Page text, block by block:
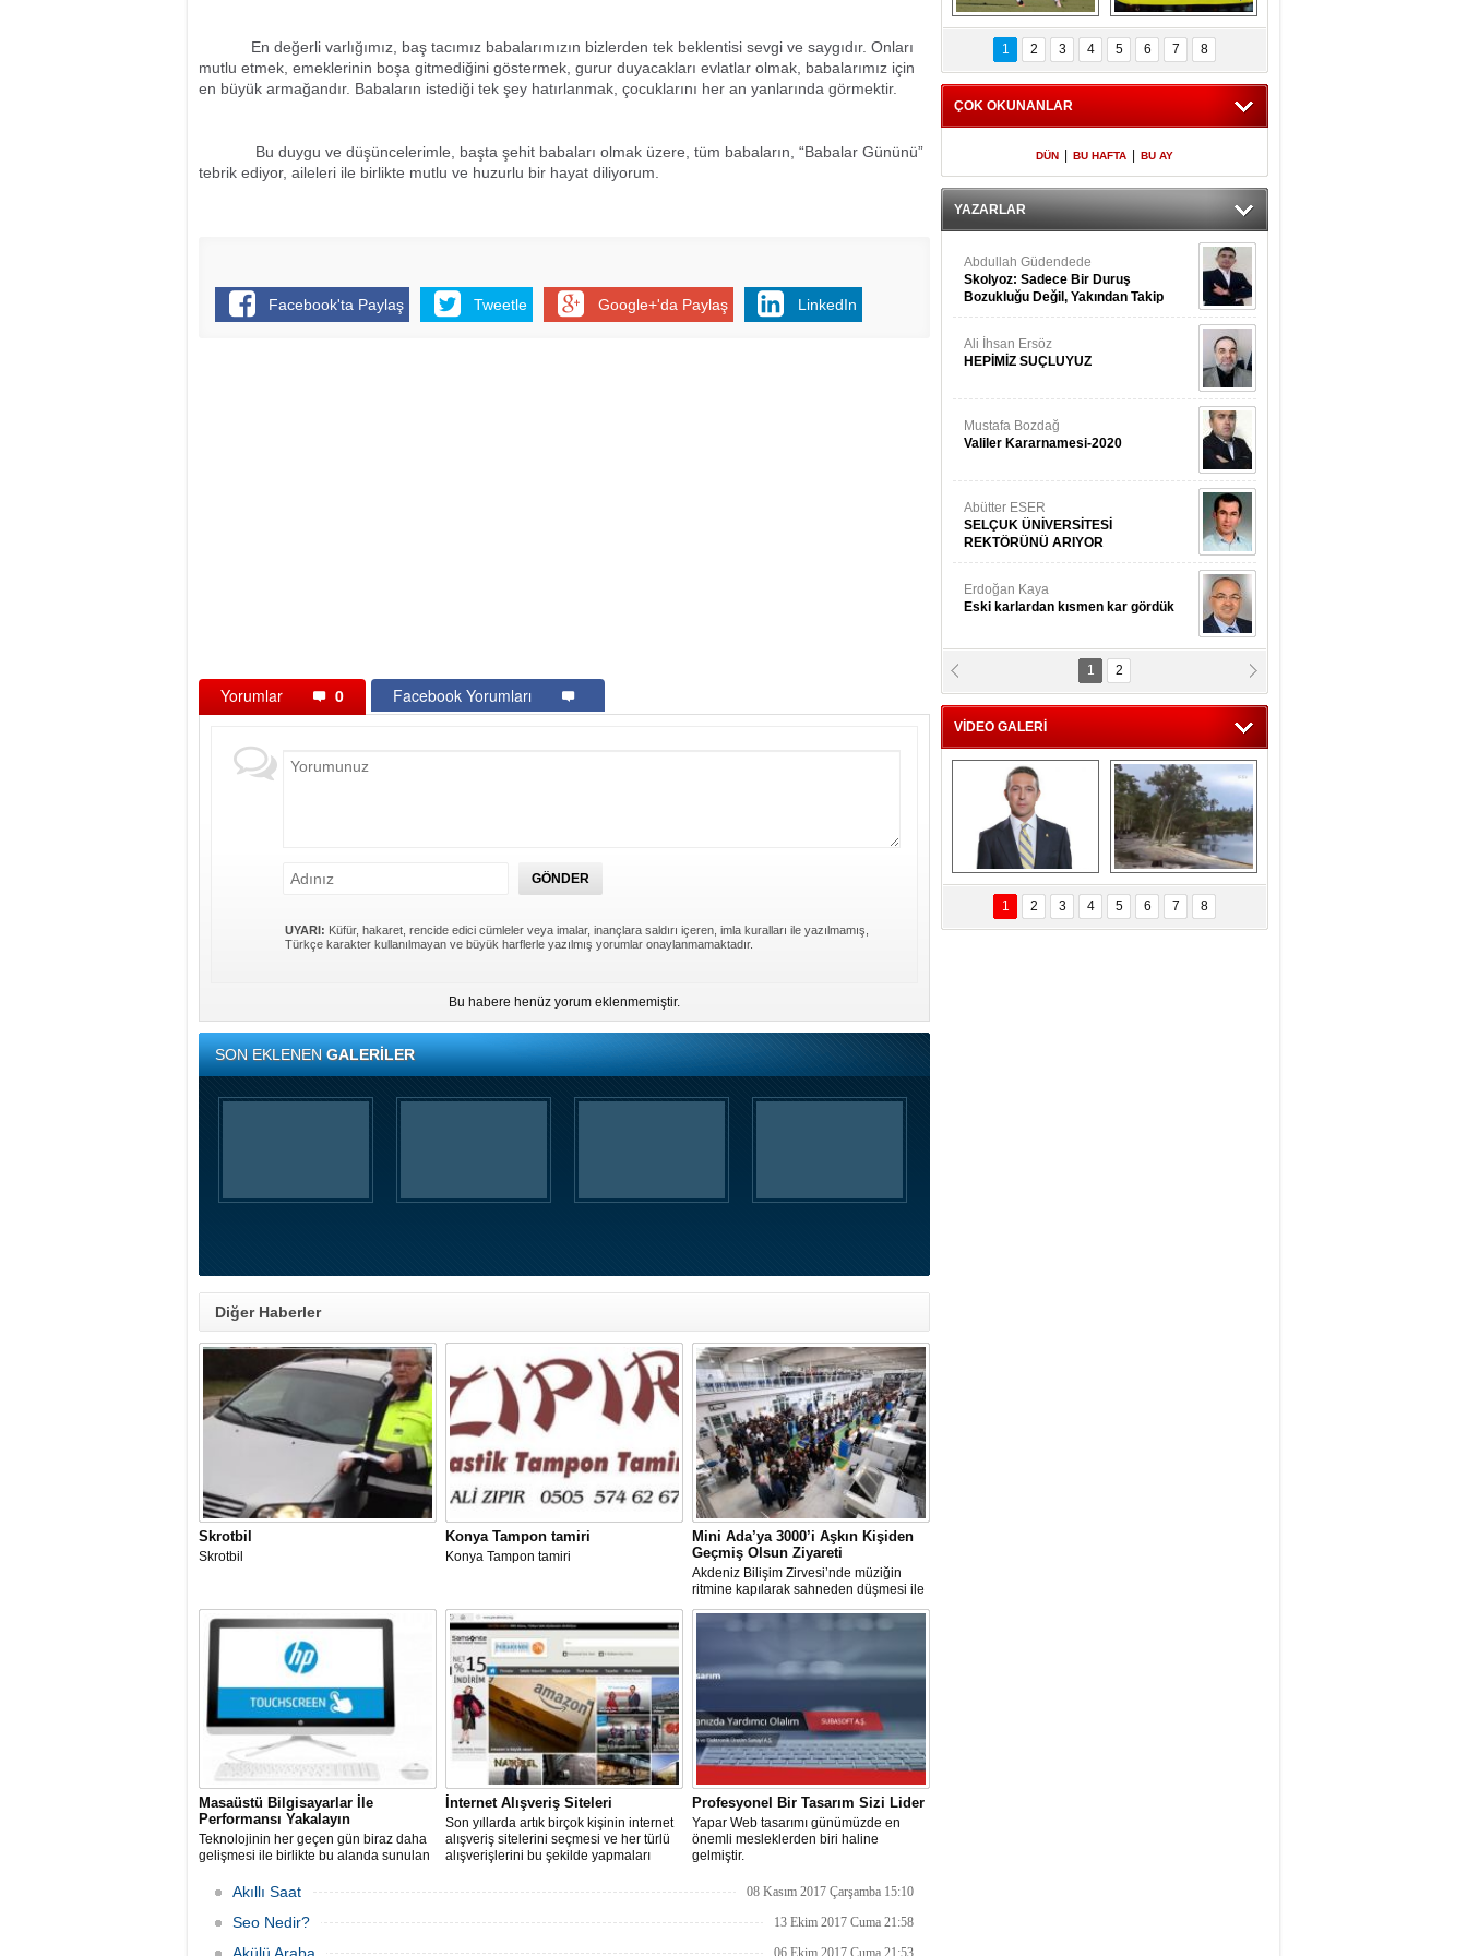
En değerli varlığımız, baş tacımız babalarımızın bizlerden tek beklentisi sevgi ve saygıdır. Onları
mutlu etmek, emeklerinin boşa gitmediğini göstermek, gurur duyacakları evlatlar olmak, babalarımız için
en büyük armağandır. Babaların istediği tek şey hatırlanmak, çocuklarını her an yanlarında görmektir.
Bu duygu ve düşüncelerimle, başta şehit babaları olmak üzere, tüm babaların, “Babalar Gününü”
tebrik ediyor, aileleri ile birlikte mutlu ve huzurlu bir hayat diliyorum.
Facebook'ta Paylaş Tweetle Google+'da Paylaş LinkedIn
Yorumlar 0 Facebook Yorumları
UYARI: Küfür, hakaret, rencide edici cümleler veya imalar, inançlara saldırı içeren, imla kuralları ile yazılmamış,
Türkçe karakter kullanılmayan ve büyük harflerle yazılmış yorumlar onaylanmamaktadır.
Bu habere henüz yorum eklenmemiştir.
SON EKLENENGALERİLER
Diğer Haberler
Skrotbil
Skrotbil
Konya Tampon tamiri
Konya Tampon tamiri
Mini Ada’ya 3000’i Aşkın Kişiden
Geçmiş Olsun Ziyareti
Akdeniz Bilişim Zirvesi’nde müziğin
ritmine kapılarak sahneden düşmesi ile
ülke çapında geniş bir yankı bulan
insansı robot Mini Ada’ya “geçmiş
Masaüstü Bilgisayarlar İle
Performansı Yakalayın
Teknolojinin her geçen gün biraz daha
gelişmesi ile birlikte bu alanda sunulan
İnternet Alışveriş Siteleri
Son yıllarda artık birçok kişinin internet
alışveriş sitelerini seçmesi ve her türlü
alışverişlerini bu şekilde yapmaları
ortaya koymaktadır.
Profesyonel Bir Tasarım Sizi Lider
Yapar Web tasarımı günümüzde en
önemli mesleklerden biri haline
gelmiştir.
Akıllı Saat 08 Kasım 2017 Çarşamba 15:10
Seo Nedir? 13 Ekim 2017 Cuma 21:58
06 Ekim 2017 Cuma 21:53
Fenerbahçe
Voluntari 3 golle
geçti
Futbolun adresi beş
ülke...
1 2 3 4 5 6 7 8
ÇOK OKUNANLAR
DÜN BU HAFTA BU AY
YAZARLAR
Abdullah Güdendede
Skolyoz: Sadece Bir Duruş
Bozukluğu Değil, Yakından Takip
Gerekir
Ali İhsan Ersöz
HEPİMİZ SUÇLUYUZ
Mustafa Bozdağ
Valiler Kararnamesi-2020
Abütter ESER
SELÇUK ÜNİVERSİTESİ
REKTÖRÜNÜ ARIYOR
Erdoğan Kaya
Eski karlardan kısmen kar gördük
Yrd.Doç.Dr. İbrahim BAYKAN
Hüseyin Gök
Zaman ve İnsan
1 2
VİDEO GALERİ
Ali Koç'tan  Lefter
sezonunda herkesi
yeniden saygıya
davet!
Ağaçlar 5 Saniyede
Kayboldu!
SubhanAllah!
1 2 3 4 5 6 7 8